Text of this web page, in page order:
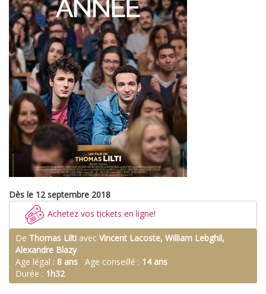
Dès le 12 septembre 2018
Achetez vos tickets en ligne!
De Thomas Lilti avec Vincent Lacoste, William Lebghil,
Alexandre Blazy
Age légal : 8 ans Age conseillé : 14 ans
Durée : 1h32